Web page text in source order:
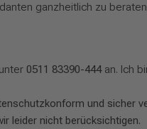
ganzheitlich zu
0511 83390-444an. Ich
und sicher
leider nicht berücksichtigen.